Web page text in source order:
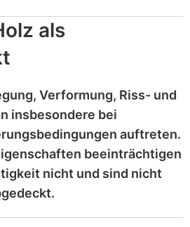
als
Verformung, Riss- und
insbesondere bei
auftreten.
beeinträchtigen
nicht und sind nicht
.